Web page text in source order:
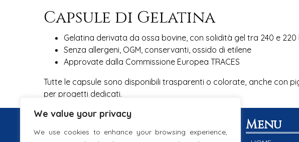
We value your privacy
We use cookies to enhance your browsing experience,
Capsule di Gelatina
Gelatina derivata da ossa bovine, con solidità gel tra 240 e 220
Senza allergeni, OGM, conservanti, ossido di etilene
Approvate dalla Commissione Europea TRACES
Tutte le capsule sono disponibili trasparenti o colorate, anche con
per progetti dedicati.
Menu